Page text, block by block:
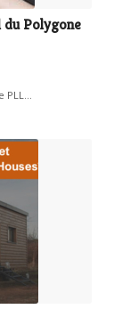
Polygone
PLL…